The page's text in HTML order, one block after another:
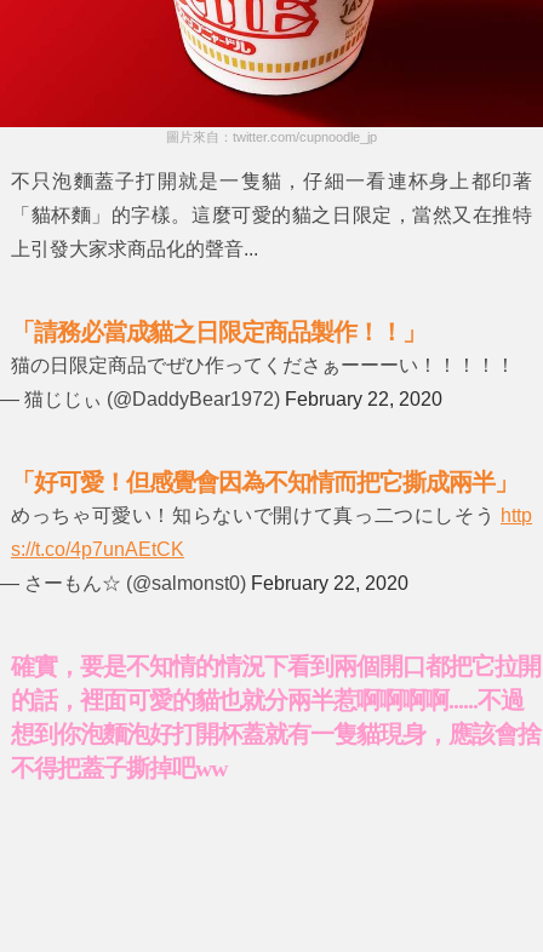
圖片來自：twitter.com/cupnoodle_jp
不只泡麵蓋子打開就是一隻貓，仔細一看連杯身上都印著
「貓杯麵」的字樣。這麼可愛的貓之日限定，當然又在推特
上引發大家求商品化的聲音...
「請務必當成貓之日限定商品製作！！」
猫の日限定商品でぜひ作ってくださぁーーーい！！！！！
— 猫じじぃ (@DaddyBear1972) February 22, 2020
「好可愛！但感覺會因為不知情而把它撕成兩半」
めっちゃ可愛い！知らないで開けて真っ二つにしそう
http
s://t.co/4p7unAEtCK
— さーもん☆ (@salmonst0) February 22, 2020
確實，要是不知情的情況下看到兩個開口都把它拉開
的話，裡面可愛的貓也就分兩半惹啊啊啊啊......不過
想到你泡麵泡好打開杯蓋就有一隻貓現身，應該會捨
不得把蓋子撕掉吧ww